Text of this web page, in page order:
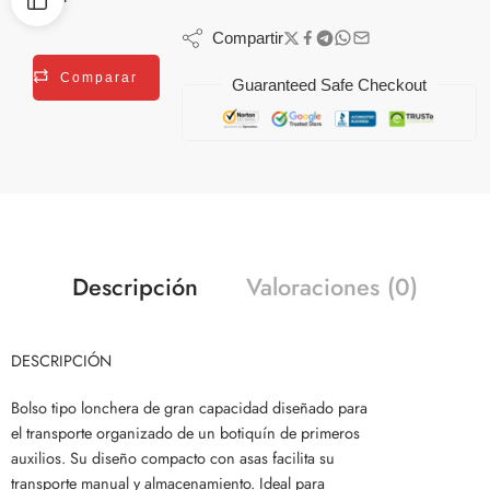
Comparar
Compartir
Guaranteed Safe Checkout
Descripción Valoraciones (0)
DESCRIPCIÓN
Bolso tipo lonchera de gran capacidad diseñado para
el transporte organizado de un botiquín de primeros
auxilios. Su diseño compacto con asas facilita su
transporte manual y almacenamiento. Ideal para